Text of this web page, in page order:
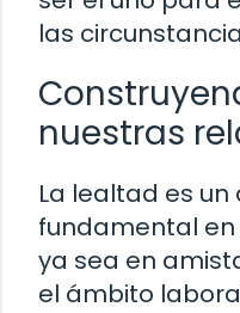
las
nuestras
La lealtad es
fundamental
ya sea en
el ámbito